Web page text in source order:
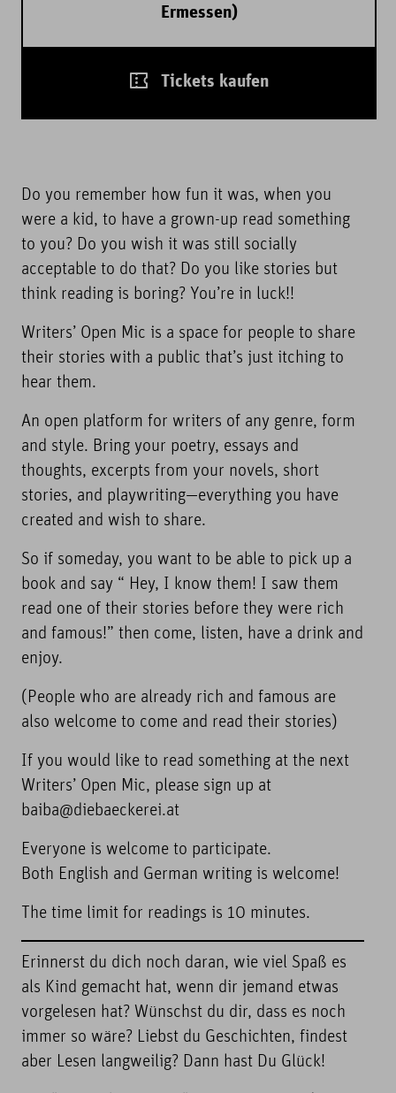
Ermessen)
Tickets kaufen
Do you remember how fun it was, when you
were a kid, to have a grown-up read something
to you? Do you wish it was still socially
acceptable to do that? Do you like stories but
think reading is boring? You’re in luck!!
Writers’ Open Mic is a space for people to share
their stories with a public that’s just itching to
hear them.
An open platform for writers of any genre, form
and style. Bring your poetry, essays and
thoughts, excerpts from your novels, short
stories, and playwriting—everything you have
created and wish to share.
So if someday, you want to be able to pick up a
book and say “ Hey, I know them! I saw them
read one of their stories before they were rich
and famous!” then come, listen, have a drink and
enjoy.
(People who are already rich and famous are
also welcome to come and read their stories)
If you would like to read something at the next
Writers’ Open Mic, please sign up at
baiba@diebaeckerei.at
Everyone is welcome to participate.
Both English and German writing is welcome!
The time limit for readings is 10 minutes.
Erinnerst du dich noch daran, wie viel Spaß es
als Kind gemacht hat, wenn dir jemand etwas
vorgelesen hat? Wünschst du dir, dass es noch
immer so wäre? Liebst du Geschichten, findest
aber Lesen langweilig? Dann hast Du Glück!